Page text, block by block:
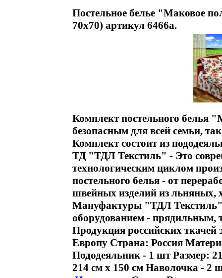
Постельное белье "Маковое
70х70) артикул 6466a.
Комплект постельного белья
безопасным для всей семьи,
Комплект состоит из
ТД "ТДЛ Текстиль" - Это
технологическим циклом
постельного белья - от
швейных изделий из льняных,
Мануфактуры "ТДЛ
оборудованием -
Продукция российских
Европу Страна: Россия
Пододеяльник - 1 шт Размер:
214 см х 150 см Наволочка - 2